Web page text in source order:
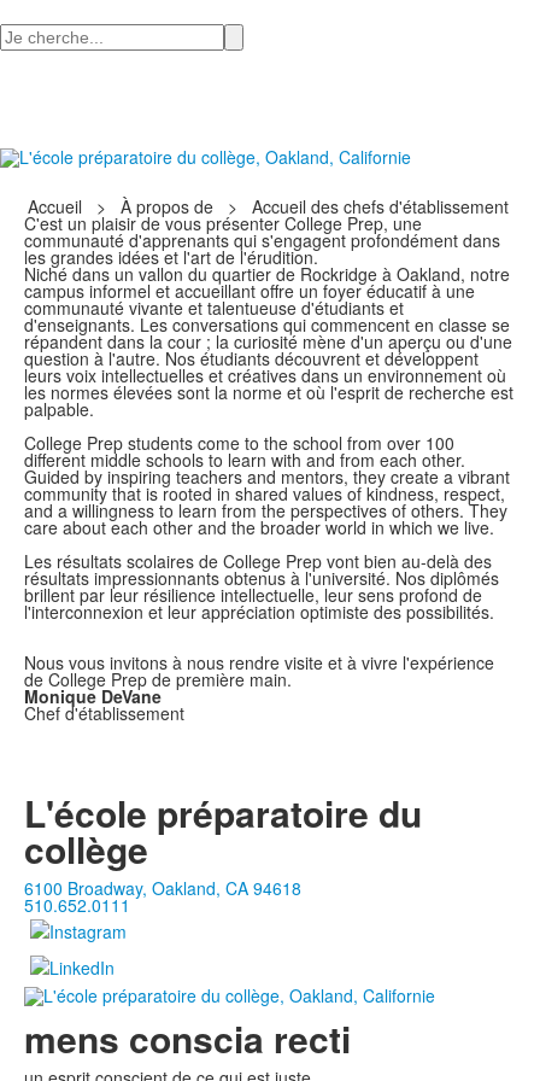
Recherchez
Accueil > À propos de > Accueil des chefs d'établissement
C'est un plaisir de vous présenter College Prep, une
communauté d'apprenants qui s'engagent profondément dans
les grandes idées et l'art de l'érudition.
Niché dans un vallon du quartier de Rockridge à Oakland, notre
campus informel et accueillant offre un foyer éducatif à une
communauté vivante et talentueuse d'étudiants et
d'enseignants. Les conversations qui commencent en classe se
répandent dans la cour ; la curiosité mène d'un aperçu ou d'une
question à l'autre. Nos étudiants découvrent et développent
leurs voix intellectuelles et créatives dans un environnement où
les normes élevées sont la norme et où l'esprit de recherche est
palpable.
College Prep students come to the school from over 100
different middle schools to learn with and from each other.
Guided by inspiring teachers and mentors, they create a vibrant
community that is rooted in shared values of kindness, respect,
and a willingness to learn from the perspectives of others. They
care about each other and the broader world in which we live.
Les résultats scolaires de College Prep vont bien au-delà des
résultats impressionnants obtenus à l'université. Nos diplômés
brillent par leur résilience intellectuelle, leur sens profond de
l'interconnexion et leur appréciation optimiste des possibilités.
Nous vous invitons à nous rendre visite et à vivre l'expérience
de College Prep de première main.
Monique DeVane
Chef d'établissement
L'école préparatoire du
collège
6100 Broadway, Oakland, CA 94618
510.652.0111
mens conscia recti